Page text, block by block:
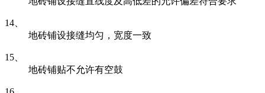
14、
地砖铺设接缝均匀，宽度一致
15、
地砖铺贴不允许有空鼓